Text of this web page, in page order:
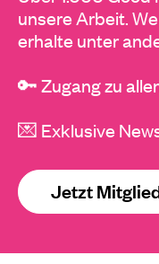
unsere Arbeit.
erhalte unter
🔑 Zugang zu
💌 Exklusive
Jetzt